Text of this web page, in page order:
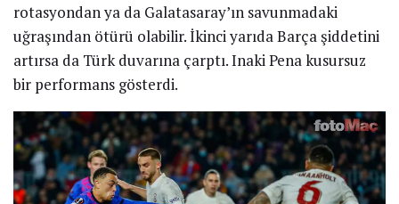
rotasyondan ya da Galatasaray’ın savunmadaki
uğraşından ötürü olabilir. İkinci yarıda Barça şiddetini
artırsa da Türk duvarına çarptı. Inaki Pena kusursuz
bir performans gösterdi.